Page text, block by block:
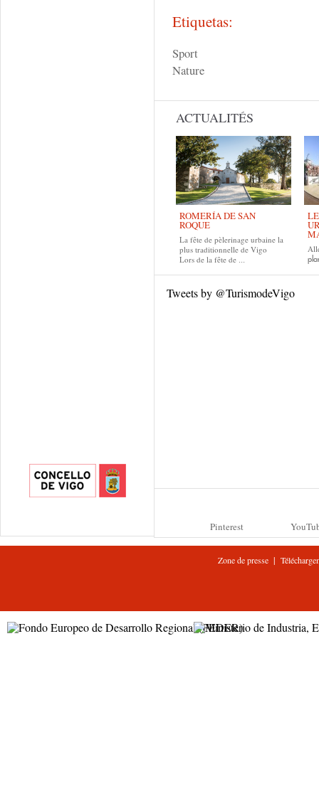
Etiquetas:
Sport
Nature
ACTUALITÉS
ROMERÍA DE SAN
ROQUE
La fête de pèlerinage urbaine la
plus traditionnelle de Vigo
Lors de la fête de ...
Tweets by @TurismodeVigo
Pinterest
Zone de presse |